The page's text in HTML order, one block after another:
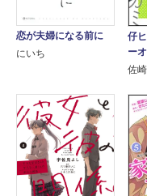
恋が夫婦になる前に
にいち
仔
ー
佐